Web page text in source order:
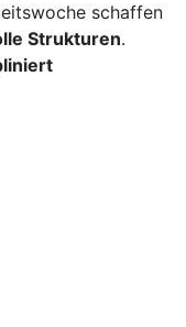
schaffen
Strukturen.